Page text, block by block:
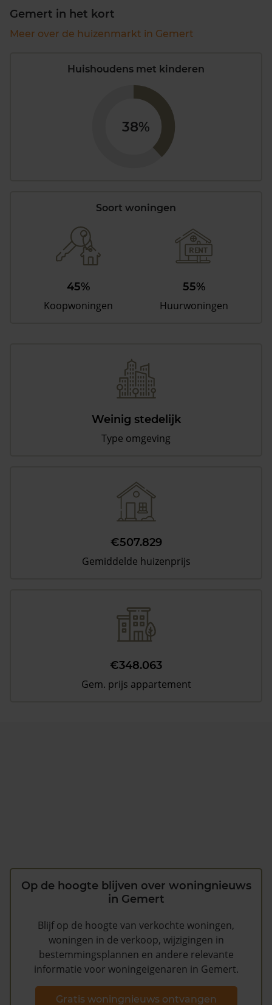
Gemert in het kort
Meer over de huizenmarkt in Gemert
Huishoudens met kinderen
38%
Soort woningen
45%
Koopwoningen
55%
Huurwoningen
Weinig stedelijk
Type omgeving
€507.829
Gemiddelde huizenprijs
€348.063
Gem. prijs appartement
Op de hoogte blijven over woningnieuws
in Gemert
Blijf op de hoogte van verkochte woningen,
woningen in de verkoop, wijzigingen in
bestemmingsplannen en andere relevante
informatie voor woningeigenaren in Gemert.
Gratis woningnieuws ontvangen